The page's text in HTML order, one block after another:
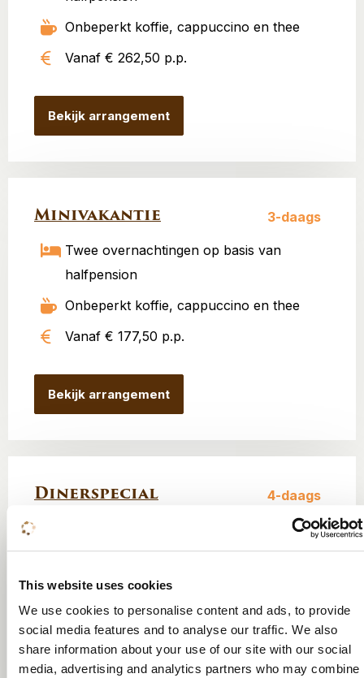
This website uses cookies
We use cookies to personalise content and ads, to provide
social media features and to analyse our traffic. We also
share information about your use of our site with our social
media, advertising and analytics partners who may combine
Onbeperkt koffie, cappuccino en thee
Vanaf € 262,50 p.p.
Bekijk arrangement
3-daags
Minivakantie
Twee overnachtingen op basis van
halfpension
Onbeperkt koffie, cappuccino en thee
Vanaf € 177,50 p.p.
Bekijk arrangement
4-daags
Dinerspecial
Onbeperkt koffie, cappuccino en thee
Vanaf € 232,- p.p.